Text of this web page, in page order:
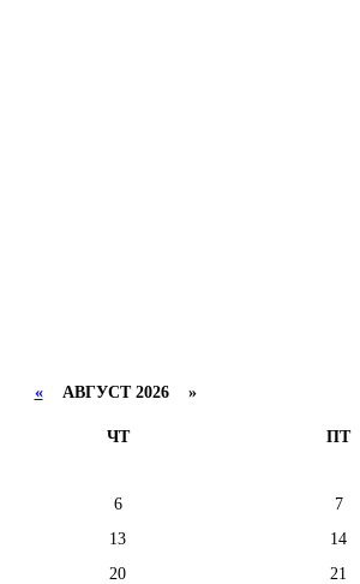
«АВГУСТ 2026 »
ЧТ ПТ
6
7
13
14
20
21